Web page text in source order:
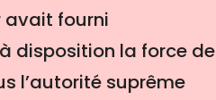
avait fourni
disposition la force de
l’autorité suprême